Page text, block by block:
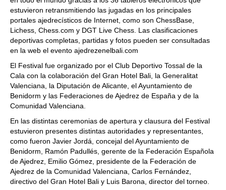
estuvieron retransmitiendo las jugadas en los principales
portales ajedrecísticos de Internet, como son ChessBase,
Lichess, Chess.com y DGT Live Chess. Las clasificaciones
deportivas completas, partidas y fotos pueden ser consultadas
en la web el evento ajedrezenelbali.com
El Festival fue organizado por el Club Deportivo Tossal de la
Cala con la colaboración del Gran Hotel Bali, la Generalitat
Valenciana, la Diputación de Alicante, el Ayuntamiento de
Benidorm y las Federaciones de Ajedrez de España y de la
Comunidad Valenciana.
En las distintas ceremonias de apertura y clausura del Festival
estuvieron presentes distintas autoridades y representantes,
como fueron Javier Jordá, concejal del Ayuntamiento de
Benidorm, Ramón Padullés, gerente de la Federación Española
de Ajedrez, Emilio Gómez, presidente de la Federación de
Ajedrez de la Comunidad Valenciana, Carlos Fernández,
directivo del Gran Hotel Bali y Luis Barona, director del torneo.